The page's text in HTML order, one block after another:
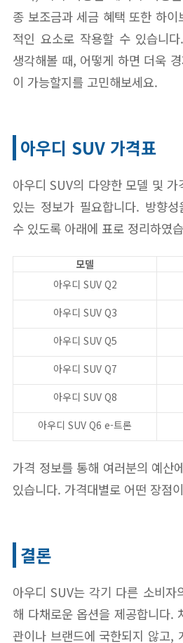
종 보조금과 세금 혜택 또한 하이
적인 요소로 작용할 수 있습니
생각해볼 때, 어떻게 하면 더욱
이 가능할지를 고민해보세요.
아우디 SUV 가격표
아우디 SUV의 다양한 모델 및
있는 정보가 필요합니다. 방향
수 있도록 아래에 표로 정리하였
모델
아우디 SUV Q2
아우디 SUV Q3
아우디 SUV Q5
아우디 SUV Q7
아우디 SUV Q8
아우디 SUV Q6 e-트론
가격 정보를 통해 여러분의 예산
있습니다. 가격대별로 어떤 장점
결론
아우디 SUV는 각기 다른 소비자
해 다채로운 옵션을 제공합니다.
관이나 브랜드에 국한되지 않고,